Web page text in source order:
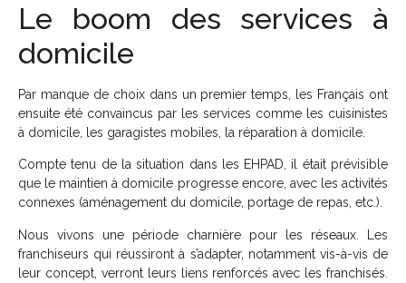
Le boom des services à
domicile
Par manque de choix dans un premier temps, les Français ont
ensuite été convaincus par les services comme les cuisinistes
à domicile, les garagistes mobiles, la réparation à domicile.
Compte tenu de la situation dans les EHPAD, il était prévisible
que le maintien à domicile progresse encore, avec les activités
connexes (aménagement du domicile, portage de repas, etc.).
Nous vivons une période charnière pour les réseaux. Les
franchiseurs qui réussiront à s’adapter, notamment vis-à-vis de
leur concept, verront leurs liens renforcés avec les franchisés.